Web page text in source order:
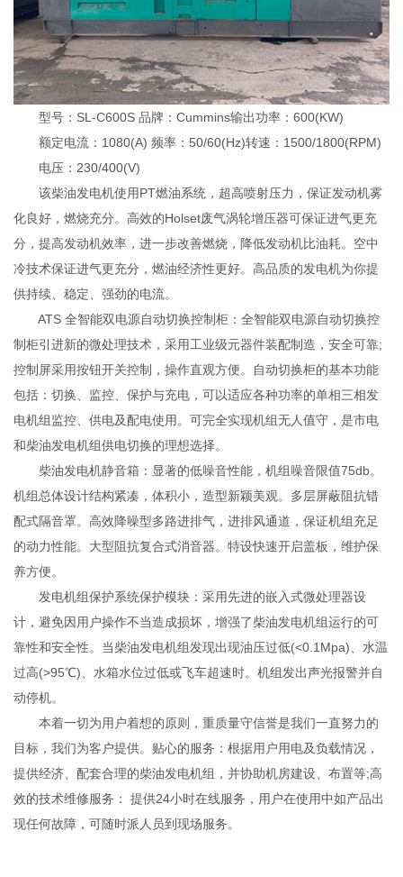
型号：SL-C600S 品牌：Cummins输出功率：600(KW)
额定电流：1080(A) 频率：50/60(Hz)转速：1500/1800(RPM)
电压：230/400(V)
该柴油发电机使用PT燃油系统，超高喷射压力，保证发动机雾
化良好，燃烧充分。高效的Holset废气涡轮增压器可保证进气更充
分，提高发动机效率，进一步改善燃烧，降低发动机比油耗。空中
冷技术保证进气更充分，燃油经济性更好。高品质的发电机为你提
供持续、稳定、强劲的电流。
ATS 全智能双电源自动切换控制柜：全智能双电源自动切换控
制柜引进新的微处理技术，采用工业级元器件装配制造，安全可靠;
控制屏采用按钮开关控制，操作直观方便。自动切换柜的基本功能
包括：切换、监控、保护与充电，可以适应各种功率的单相三相发
电机组监控、供电及配电使用。可完全实现机组无人值守，是市电
和柴油发电机组供电切换的理想选择。
柴油发电机静音箱：显著的低噪音性能，机组噪音限值75db。
机组总体设计结构紧凑，体积小，造型新颖美观。多层屏蔽阻抗错
配式隔音罩。高效降噪型多路进排气，进排风通道，保证机组充足
的动力性能。大型阻抗复合式消音器。特设快速开启盖板，维护保
养方便。
发电机组保护系统保护模块：采用先进的嵌入式微处理器设
计，避免因用户操作不当造成损坏，增强了柴油发电机组运行的可
靠性和安全性。当柴油发电机组发现出现油压过低(<0.1Mpa)、水温
过高(>95℃)、水箱水位过低或飞车超速时。机组发出声光报警并自
动停机。
本着一切为用户着想的原则，重质量守信誉是我们一直努力的
目标，我们为客户提供。贴心的服务：根据用户用电及负载情况，
提供经济、配套合理的柴油发电机组，并协助机房建设、布置等;高
效的技术维修服务： 提供24小时在线服务，用户在使用中如产品出
现任何故障，可随时派人员到现场服务。